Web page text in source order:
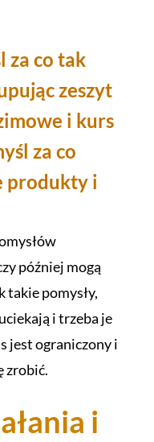
za co tak
zeszyt
i kurs
za co
produkty i
później mogą
takie pomysły,
i trzeba je
jest ograniczony i
zrobić.
i